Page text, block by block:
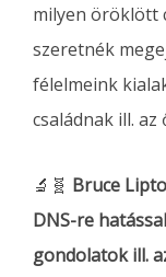
milyen öröklött
szeretnék
félelmeink
családnak ill.
🔬🧬️ Bruce
DNS-re
gondolatok ill.